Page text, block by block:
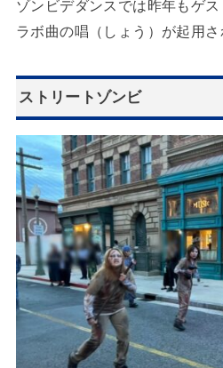
ゾンビデダンスでは昨年もゲ
ラボ曲の唱（しょう）が起用さ
ストリートゾンビ